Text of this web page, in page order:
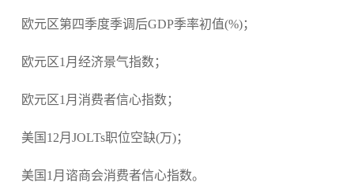
欧元区第四季度季调后GDP季率初值(%)；
欧元区1月经济景气指数；
欧元区1月消费者信心指数；
美国12月JOLTs职位空缺(万)；
美国1月谘商会消费者信心指数。